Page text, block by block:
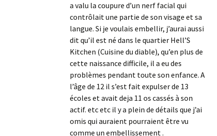
a valu la coupure d’un nerf facial qui
contrôlait une partie de son visage et sa
langue. Si je voulais embellir, j’aurai aussi
dit qu’il est né dans le quartier Hell’S
Kitchen (Cuisine du diable), qu’en plus de
cette naissance difficile, il a eu des
problèmes pendant toute son enfance. A
l’âge de 12 il s’est fait expulser de 13
écoles et avait deja 11 os cassés à son
actif. etc etc il y a plein de détails que j’ai
omis qui auraient pourraient être vu
comme un embellissement .